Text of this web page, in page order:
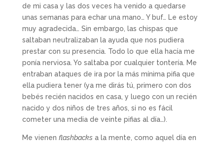
de mi casa y las dos veces ha venido a quedarse
unas semanas para echar una mano… Y buf… Le estoy
muy agradecida… Sin embargo, las chispas que
saltaban neutralizaban la ayuda que nos pudiera
prestar con su presencia. Todo lo que ella hacía me
ponía nerviosa. Yo saltaba por cualquier tontería. Me
entraban ataques de ira por la más mínima pifia que
ella pudiera tener (ya me dirás tú, primero con dos
bebés recién nacidos en casa, y luego con un recién
nacido y dos niños de tres años, si no es fácil
cometer una media de veinte pifias al día…).
Me vienen flashbacksa la mente, como aquel día en